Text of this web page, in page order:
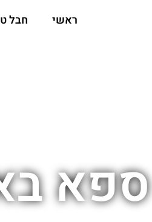
ראשי חבל
ספא